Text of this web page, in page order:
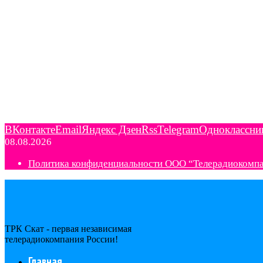
ВКонтактеEmailЯндекс ДзенRssTelegram
08.08.2026
Политика конфиденциальности ООО
ТРК Скат - первая независимая
телерадиокомпания Роcсии!